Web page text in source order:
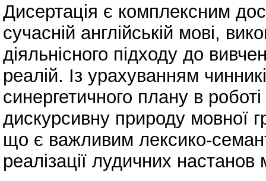
Дисертація є комплексним
сучасній англійській мові,
діяльнісного підходу до
реалій. Із урахуванням
синергетичного плану в
дискурсивну природу мовної
що є важливим лексико-
реалізації лудичних